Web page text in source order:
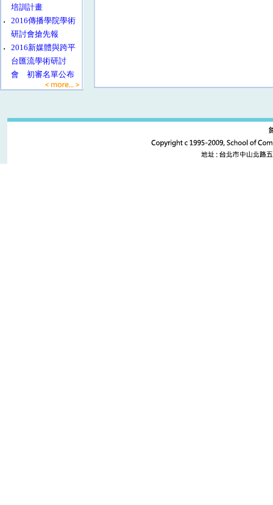
培訓計畫
‧
2016傳播學院學術
研討會搶先報
‧
2016新媒體與跨平
台匯流學術研討
會 初審名單公布